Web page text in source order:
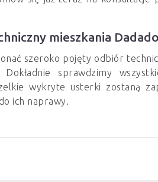
mieszkania
szeroko pojęty odbiór
Dokładnie sprawdzimy
wykryte usterki zostaną
ich naprawy.